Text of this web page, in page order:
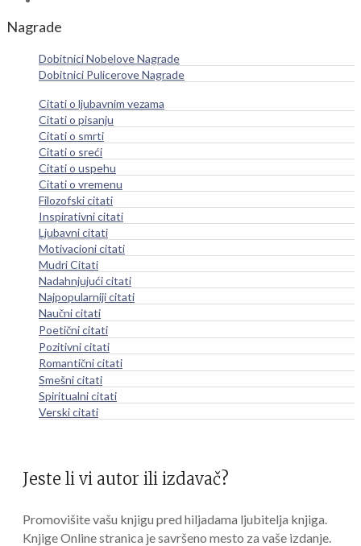
Nagrade
Dobitnici Nobelove Nagrade
Dobitnici Pulicerove Nagrade
Citati o ljubavnim vezama
Citati o pisanju
Citati o smrti
Citati o sreći
Citati o uspehu
Citati o vremenu
Filozofski citati
Inspirativni citati
Ljubavni citati
Motivacioni citati
Mudri Citati
Nadahnjujući citati
Najpopularniji citati
Naučni citati
Poetični citati
Pozitivni citati
Romantični citati
Smešni citati
Spiritualni citati
Verski citati
Jeste li vi autor ili izdavač?
Promovišite vašu knjigu pred hiljadama ljubitelja knjiga.
Knjige Online stranica je savršeno mesto za vaše izdanje.